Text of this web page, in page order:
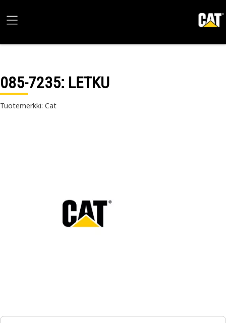
085-7235: LETKU
Tuotemerkki: Cat